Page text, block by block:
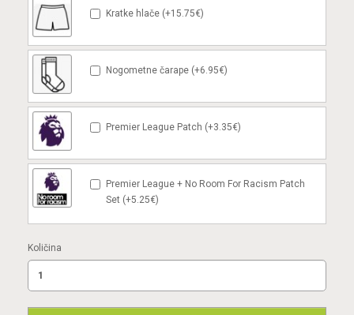
Kratke hlače (+15.75€)
Nogometne čarape (+6.95€)
Premier League Patch (+3.35€)
Premier League + No Room For Racism Patch
Set (+5.25€)
Količina